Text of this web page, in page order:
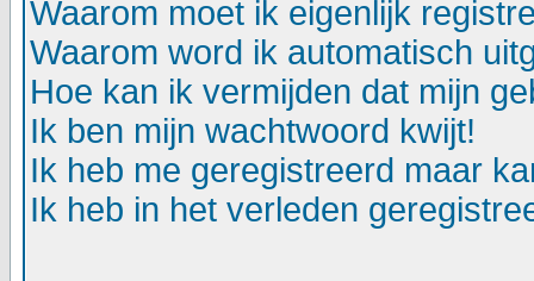
Waarom moet ik eigenlijk
Waarom word ik automatisch
Hoe kan ik vermijden dat mijn
Ik ben mijn wachtwoord kwijt!
Ik heb me geregistreerd maar
Ik heb in het verleden